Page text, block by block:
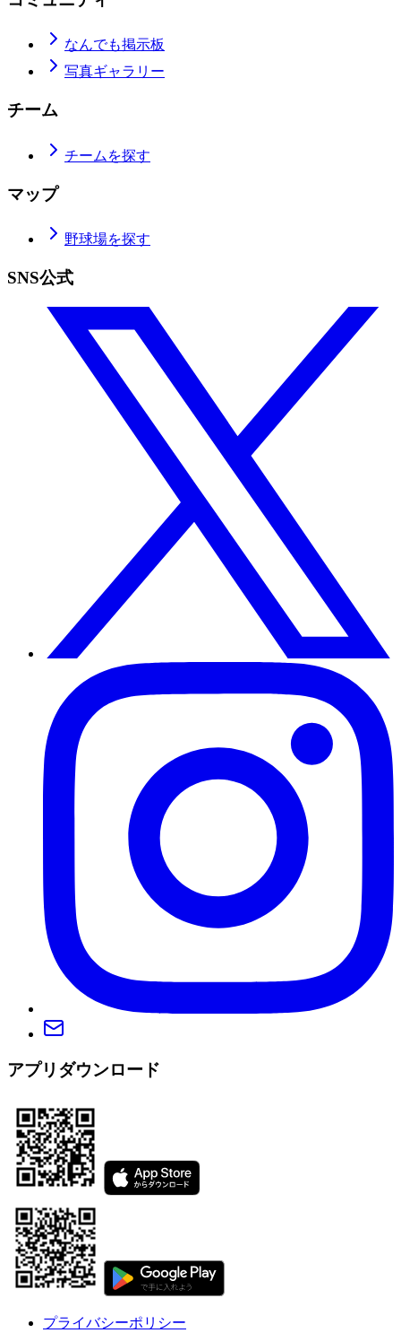
なんでも掲示板
写真ギャラリー
チーム
チームを探す
マップ
野球場を探す
SNS公式
アプリダウンロード
プライバシーポリシー